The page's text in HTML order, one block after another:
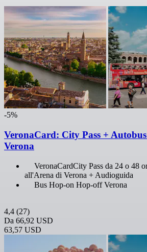
-5%
VeronaCard: City Pass +
Verona
VeronaCardCity Pass da 24 o 48
all'Arena di Verona + Audioguida
Bus Hop-on Hop-off Verona
4,4 (27)
Da 66,92 USD
63,57 USD